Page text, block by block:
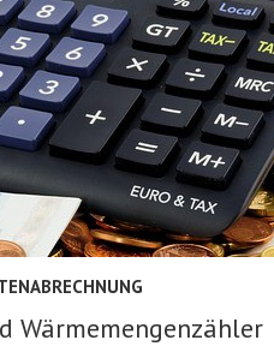
Wärmemengenzähler